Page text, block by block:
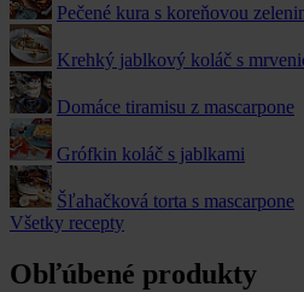
Pečené kura s koreňovou
Krehký jablkový koláč s
Domáce tiramisu z mascarpone
Grófkin koláč s jablkami
Šľahačková torta s mascarpone
Všetky recepty
Obľúbené produkty